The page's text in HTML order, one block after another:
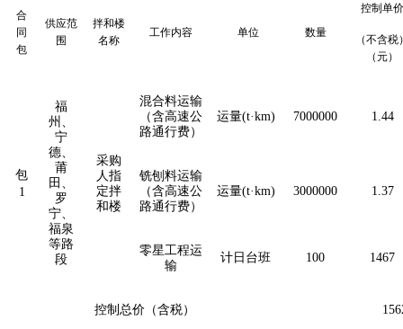
合
同
包
供应范
围
拌和楼
名称
工作内容 单位 数量
控制单价
（不含税
（元）
包
1
福
州、
宁
德、
莆
田、
罗
宁、
福泉
等路
段
采购
人指
定拌
和楼
混合料运输
（含高速公
路通行费）
运量(t·km) 7000000 1.44
铣刨料运输
（含高速公
路通行费）
运量(t·km) 3000000 1.37
零星工程运
输
计日台班 100 1467
控制总价（含税）